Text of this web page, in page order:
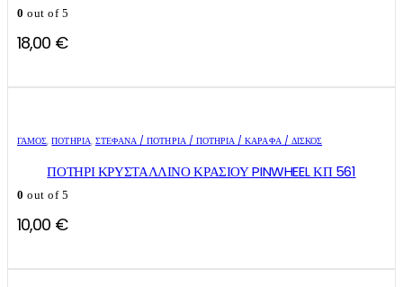
0 out of 5
18,00 €
ΓΑΜΟΣ,ΠΟΤΉΡΙΑ, ΣΤΈΦΑΝΑ / ΠΟΤΉΡΙΑ / ΠΟΤΉΡΙΑ / ΚΑΡΆΦΑ / ΔΊΣΚΟΣ
ΠΟΤΗΡΙ ΚΡΥΣΤΑΛΛΙΝΟ ΚΡΑΣΙΟΥ PINWHEEL ΚΠ 561
0 out of 5
10,00 €